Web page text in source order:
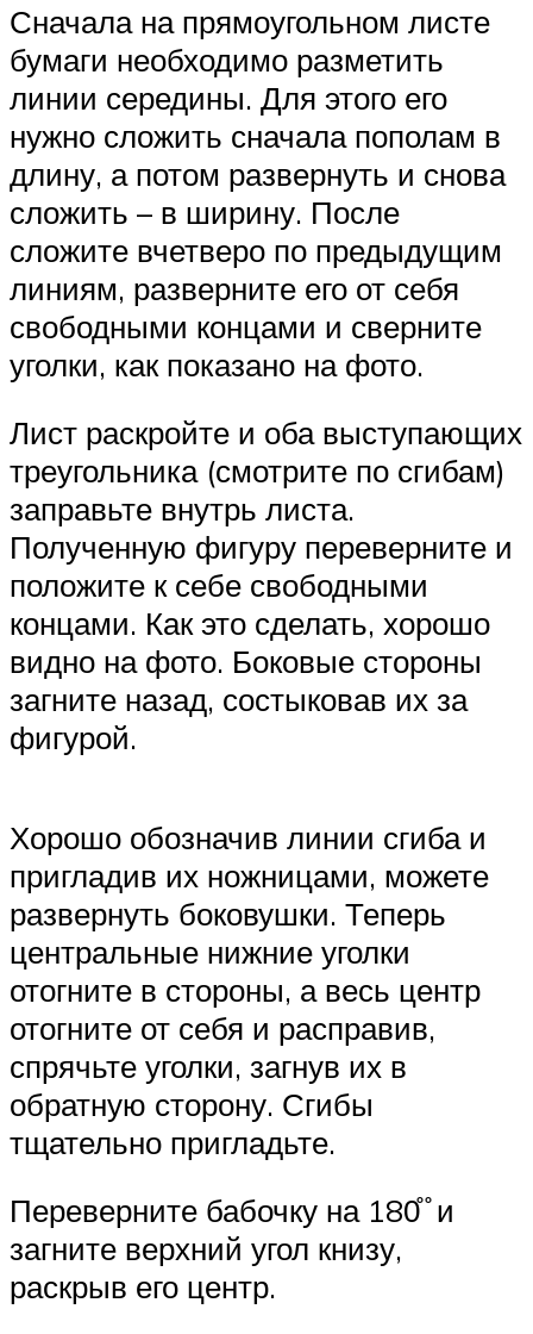
Сначала на прямоугольном листе
бумаги необходимо разметить
линии середины. Для этого его
нужно сложить сначала пополам в
длину, а потом развернуть и снова
сложить – в ширину. После
сложите вчетверо по предыдущим
линиям, разверните его от себя
свободными концами и сверните
уголки, как показано на фото.
Лист раскройте и оба выступающих
треугольника (смотрите по сгибам)
заправьте внутрь листа.
Полученную фигуру переверните и
положите к себе свободными
концами. Как это сделать, хорошо
видно на фото. Боковые стороны
загните назад, состыковав их за
фигурой.
Хорошо обозначив линии сгиба и
пригладив их ножницами, можете
развернуть боковушки. Теперь
центральные нижние уголки
отогните в стороны, а весь центр
отогните от себя и расправив,
спрячьте уголки, загнув их в
обратную сторону. Сгибы
тщательно пригладьте.
Переверните бабочку на 180̊ ̊ и
загните верхний угол книзу,
раскрыв его центр.